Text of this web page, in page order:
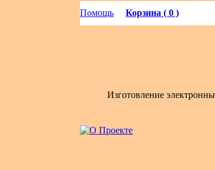
Помощь Корзина ( 0 )
Изготовление